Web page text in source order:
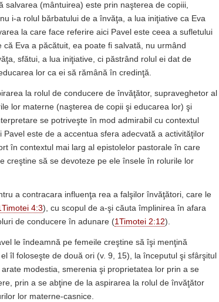
salvarea (mântuirea) este prin naşterea de copiii,
i-a rolul bărbatului de a învăţa, a lua iniţiative ca Eva
la care face referire aici Pavel este ceea a sufletului
Eva a păcătuit, ea poate fi salvată, nu urmând
sfătui, a lua iniţiative, ci păstrând rolul ei dat de
lor ca ei să rămână în credinţă.
la rolul de conducere de învăţător, supraveghetor al
lor materne (naşterea de copii şi educarea lor) şi
se potriveşte în mod admirabil cu contextul
este de a accentua sfera adecvată a activităţilor
în contextul mai larg al epistolelor pastorale în care
creştine să se devoteze pe ele însele în rolurile lor
a contracara influenţa rea a falşilor învăţători, care le
4:3), cu scopul de a-şi căuta împlinirea în afara
de conducere în adunare (1Timotei 2:12).
le îndeamnă pe femeile creştine să îşi menţină
îl foloseşte de două ori (v. 9, 15), la începutul şi sfârşitul
modestia, smerenia şi proprietatea lor prin a se
prin a se abţine de la aspirarea la rolul de învăţător
lor materne-casnice.